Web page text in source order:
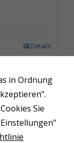
Details
in Ordnung
Sie